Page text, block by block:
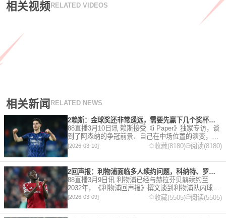
相关视频 RELATED VIDEOS
相关新闻 RELATED NEWS
2赖斯：金球奖还非常遥远，需要先赢下几个奖杯，专注当下好好踢球
88直播3月10日讯 赖斯接受《i Paper》独家专访，谈
到了阿森纳的争冠前景、自己在中场位置的演变，以
及对自己被提名金球奖的看法。 任意球 赖斯：“我们
有一项非常擅长的技能——这背后付出了巨大努力
[2026-03-10] 收藏(8180) 阅读(8180)
2回声报：利物浦面临多人续约问题，科纳特、罗伯逊合同今夏到期
88直播3月9日讯 利物浦已经与赫拉芬贝赫续约至
2032年，《利物浦回声报》撰文谈到利物浦队内球员
的合同情况，文章表示，利物浦多位球员面临合同问
题。 对于利物浦来说，科纳特的合同将在本赛季末到
期，俱乐
[2026-03-09] 收藏(5505) 阅读(5505)